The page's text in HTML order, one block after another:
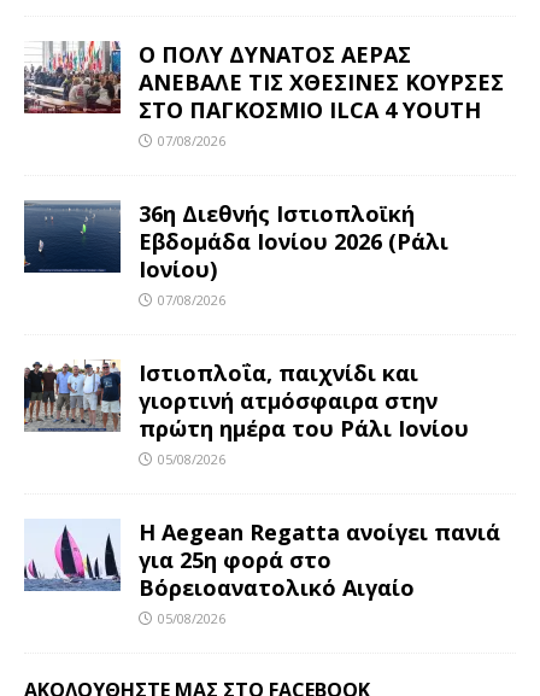
Ο ΠΟΛΥ ΔΥΝΑΤΟΣ ΑΕΡΑΣ
ΑΝΕΒΑΛΕ ΤΙΣ ΧΘΕΣΙΝΕΣ ΚΟΥΡΣΕΣ
ΣΤΟ ΠΑΓΚΟΣΜΙΟ ILCA 4 YOUTH
07/08/2026
36η Διεθνής Ιστιοπλοϊκή
Εβδομάδα Ιονίου 2026 (Ράλι
Ιονίου)
07/08/2026
Ιστιοπλοΐα, παιχνίδι και
γιορτινή ατμόσφαιρα στην
πρώτη ημέρα του Ράλι Ιονίου
05/08/2026
Η Aegean Regatta ανοίγει πανιά
για 25η φορά στο
Βόρειοανατολικό Αιγαίο
05/08/2026
ΑΚΟΛΟΥΘΉΣΤΕ ΜΑΣ ΣΤΟ FACEBOOK